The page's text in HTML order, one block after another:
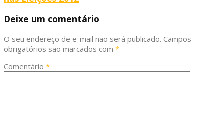
Deixe um comentário
O seu endereço de e-mail não será publicado. Campos
obrigatórios são marcados com *
Comentário *